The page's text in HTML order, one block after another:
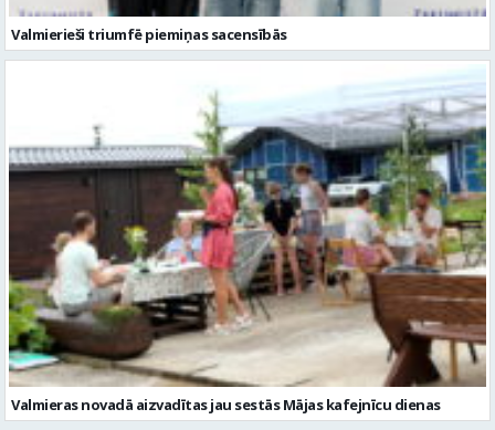
Valmierieši triumfē piemiņas sacensībās
Valmieras novadā aizvadītas jau sestās Mājas kafejnīcu dienas